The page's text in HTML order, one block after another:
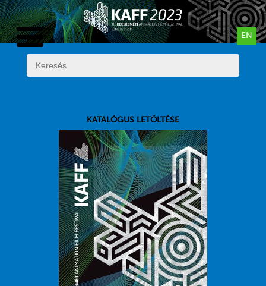
EN
KATALÓGUS LETÖLTÉSE